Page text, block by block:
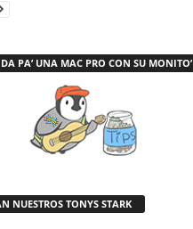
PA’ UNA MAC PRO CON SU MONITO’
NUESTROS TONYS STARK